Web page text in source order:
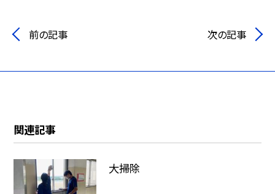
前の記事 次の記事
関連記事
大掃除